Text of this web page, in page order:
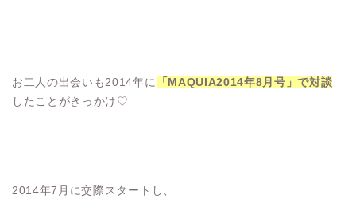
お二人の出会いも2014年に
「MAQUIA2014年8月号」で対談
したことがきっかけ♡
2014年7月に交際スタートし、